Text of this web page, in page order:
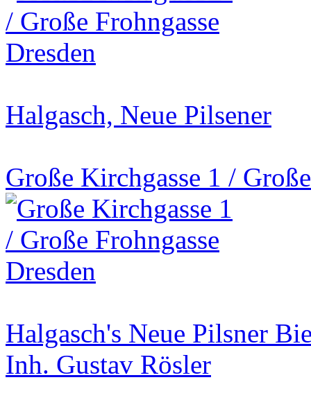
Halgasch, Neue Pilsener
Große Kirchgasse 1 /
Halgasch's Neue Pilsner
Inh. Gustav Rösler